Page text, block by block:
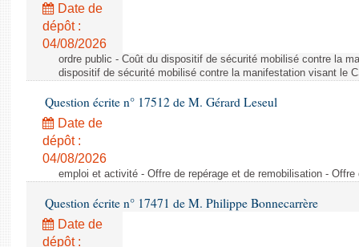
Date de
dépôt :
04/08/2026
ordre public - Coût du dispositif de sécurité mobilisé contre la
dispositif de sécurité mobilisé contre la manifestation visant le
Question écrite n° 17512 de M. Gérard Leseul
Date de
dépôt :
04/08/2026
emploi et activité - Offre de repérage et de remobilisation -
Question écrite n° 17471 de M. Philippe Bonnecarrère
Date de
dépôt :